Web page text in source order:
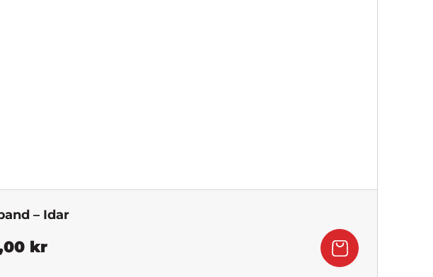
– Idar
kr